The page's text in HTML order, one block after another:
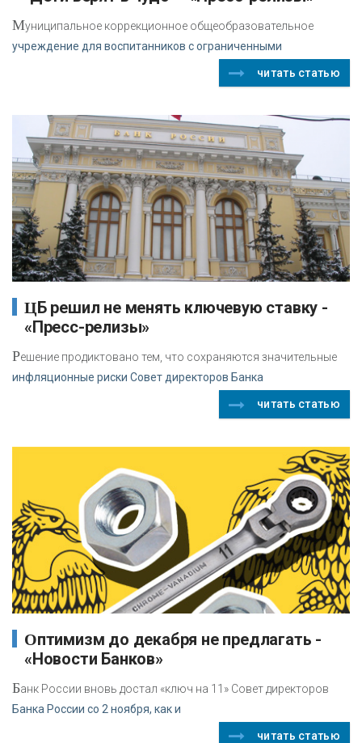
Муниципальное коррекционное общеобразовательное
учреждение для воспитанников с ограниченными
читать статью
ЦБ решил не менять ключевую ставку -
«Пресс-релизы»
Решение продиктовано тем, что сохраняются значительные
инфляционные риски Совет директоров Банка
читать статью
Оптимизм до декабря не предлагать -
«Новости Банков»
Банк России вновь достал «ключ на 11» Совет директоров
Банка России со 2 ноября, как и
читать статью